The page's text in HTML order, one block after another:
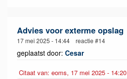
Advies voor exterme opslag
17 mei 2025 - 14:44 reactie #14
geplaatst door: Cesar
Citaat van: eoms, 17 mei 2025 - 14:20